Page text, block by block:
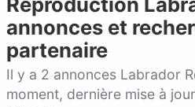
annonces et
partenaire
Il y a 2 annonces Labrador
moment, dernière mise à